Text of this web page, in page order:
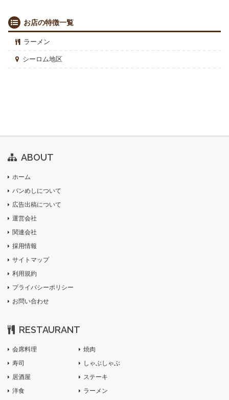
お店の特徴一覧
ラーメン
シーロム地区
ABOUT
ホーム
バンめしについて
広告出稿について
運営会社
関連会社
採用情報
サイトマップ
利用規約
プライバシーポリシー
お問い合わせ
RESTAURANT
会席料理
寿司
居酒屋
洋食
焼肉
しゃぶしゃぶ
ステーキ
ラーメン